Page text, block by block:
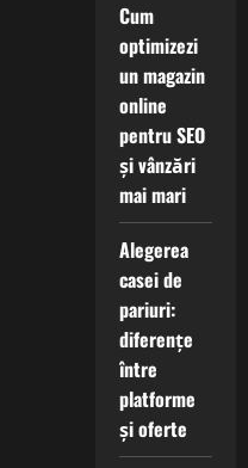
Cum
optimizezi
un magazin
online
pentru SEO
și vânzări
mai mari
Alegerea
casei de
pariuri:
diferențe
între
platforme
și oferte